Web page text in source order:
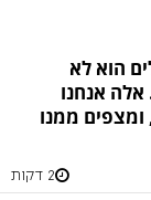
הוא לא
אנחנו
ומצפים ממנו
2 דקות